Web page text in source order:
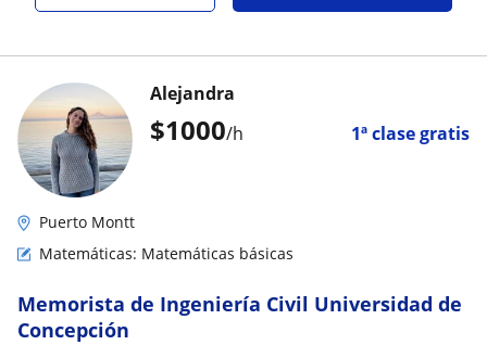
$1000/h 1ª clase gratis
Alejandra
Puerto Montt
Matemáticas: Matemáticas básicas
Memorista de Ingeniería Civil Universidad de
Concepción